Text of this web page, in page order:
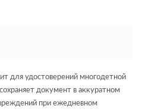
для удостоверений многодетной
документ в аккуратном
при ежедневном